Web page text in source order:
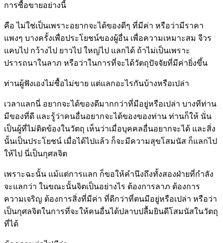
การซื้อขายอย่างนี้
คือ ไม่ใช่เป็นเพราะอยากจะได้ของดีๆ ที่มีค่า หรือว่ามีราคา
แพงๆ บางครั้งเพื่อประโยชน์ของผู้อื่น เพื่อความเหมาะสม จีวร
แคบไป กว้างไป ยาวไป ใหญ่ไป แลกได้ ถ้าไม่เป็นเพราะ
ปรารถนาในลาภ หรือว่าในการที่จะได้วัตถุปัจจัยที่มีค่ายิ่งขึ้น
ท่านผู้ฟังเองไม่ซื้อไม่ขาย แต่แลกอะไรกันบ้างหรือเปล่า
เวลาแลกนี่ อยากจะได้ของดีมากกว่าที่มีอยู่หรือเปล่า บางทีท่าน
มีของที่ดี และรู้ว่าคนอื่นอยากจะได้ของของท่าน ท่านก็ให้ นั่น
เป็นผู้ที่ไม่ติดข้องในวัตถุ เห็นว่าเมื่อบุคคลอื่นอยากจะได้ และสิ่ง
นั้นเป็นประโยชน์ เมื่อได้ไปแล้ว ก็จะมีความสุขโสมนัส ก็แลกไป
ให้ไป นี่เป็นกุศลจิต
เพราะฉะนั้น แม้แต่การแลก ก็ขอให้คำนึงถึงทั้งสองฝ่ายที่กำลัง
จะแลกว่า ในขณะนั้นจิตเป็นอย่างไร ต้องการลาภ ต้องการ
ความเจริญ ต้องการสิ่งที่มีค่า ที่ดีกว่าที่ตนมีอยู่หรือเปล่า หรือว่า
เป็นกุศลจิตในการที่จะให้คนอื่นได้ปลาบปลื้มยินดีโสมนัสในวัตถุ
ที่ได้